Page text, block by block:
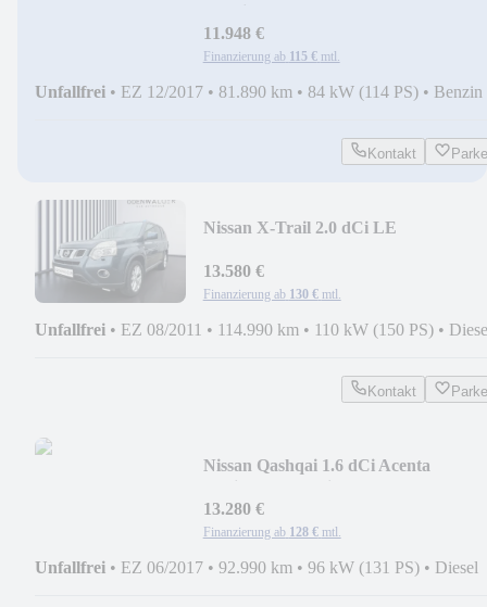
11.948 €
Finanzierung ab 115 € mtl.
Unfallfrei • EZ 12/2017 • 81.890 km • 84 kW (114 PS) • Benzin
Kontakt
Nissan X-Trail 2.0 dCi LE
13.580 €
Finanzierung ab 130 € mtl.
Unfallfrei • EZ 08/2011 • 114.990 km • 110 kW (150 PS) •
Kontakt
Nissan Qashqai 1.6 dCi Acenta
13.280 €
Finanzierung ab 128 € mtl.
Unfallfrei • EZ 06/2017 • 92.990 km • 96 kW (131 PS) • Diesel